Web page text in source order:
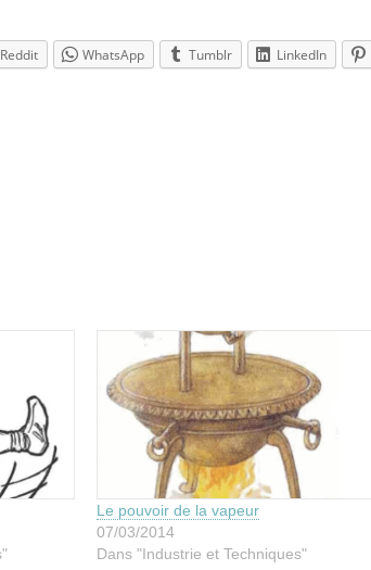
Reddit WhatsApp Tumblr LinkedIn
Le pouvoir de la vapeur
07/03/2014
Dans "Industrie et Techniques"